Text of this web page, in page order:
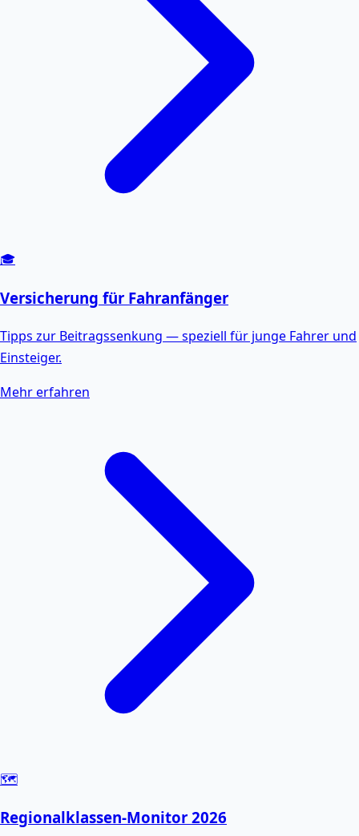
🎓
Versicherung für Fahranfänger
Tipps zur Beitragssenkung — speziell für junge Fahrer und
Einsteiger.
Mehr erfahren
🗺️
Regionalklassen-Monitor 2026